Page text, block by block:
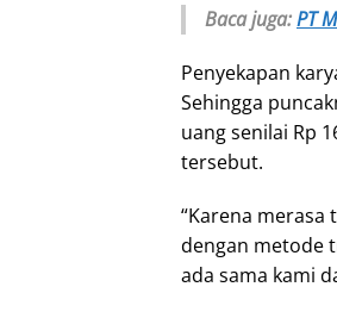
Baca juga:PT
Penyekapan
Sehingga
uang senilai Rp
tersebut.
“Karena
dengan metode
ada sama kami